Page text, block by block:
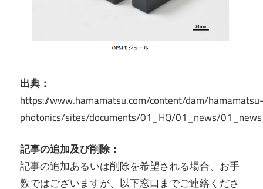
出典：
https://www.hamamatsu.com/content/dam/hamamatsu-
photonics/sites/documents/01_HQ/01_news/
記事の追加及び削除：
記事の追加あるいは削除を希望される場合、お手
数ではございますが、以下窓口までご連絡くださ